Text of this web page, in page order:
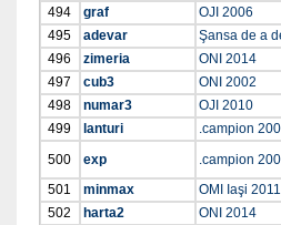
494
graf
OJI 2006
495
adevar
Şansa de a
496
zimeria
ONI 2014
497
cub3
ONI 2002
498
numar3
OJI 2010
499
lanturi
.campion
500
exp
.campion
501
minmax
OMI Iaşi 2011
502
harta2
ONI 2014